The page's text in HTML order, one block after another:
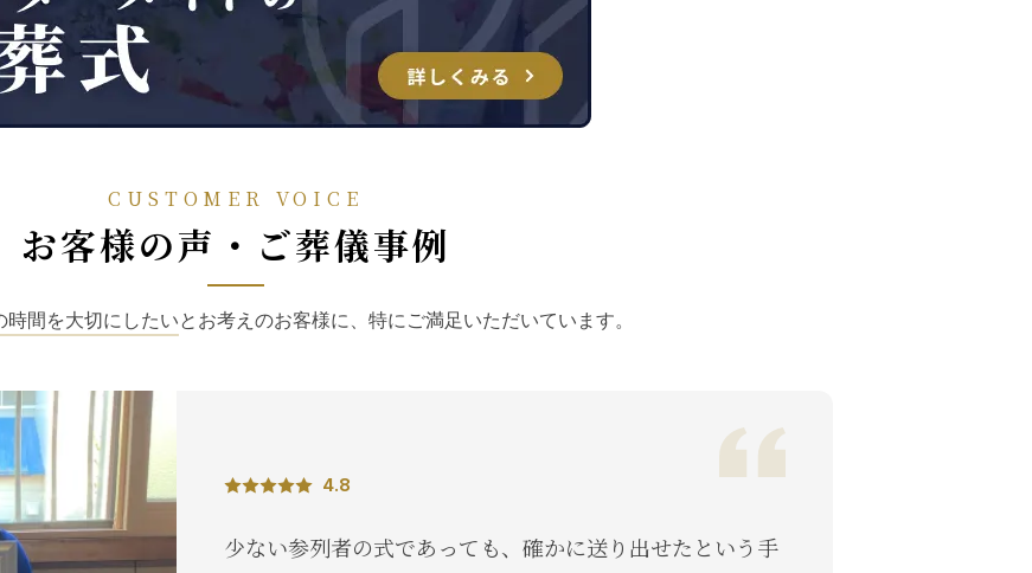
CUSTOMER VOICE
お客様の声・ご葬儀事例
間を大切にしたいとお考えのお客様に、特にご満足いただいています。
4.8
少ない参列者の式であっても、確かに送り出せたという手